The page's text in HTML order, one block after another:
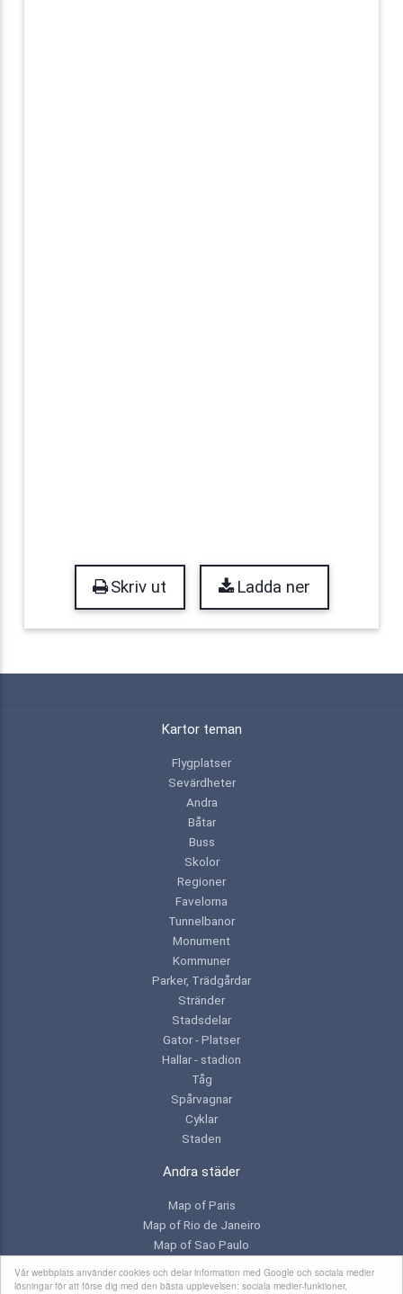
Vår webbplats använder cookies och delar information med Google och sociala medier
lösningar för att förse dig med den bästa upplevelsen: sociala medier-funktioner,
Skriv ut Ladda ner
Kartor teman
Flygplatser
Sevärdheter
Andra
Båtar
Buss
Skolor
Regioner
Favelorna
Tunnelbanor
Monument
Kommuner
Parker, Trädgårdar
Stränder
Stadsdelar
Gator - Platser
Hallar - stadion
Tåg
Spårvagnar
Cyklar
Staden
Andra städer
Map of Paris
Map of Rio de Janeiro
Map of Sao Paulo